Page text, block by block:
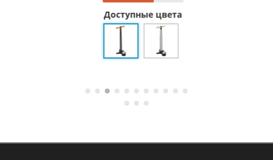
Доступные цвета